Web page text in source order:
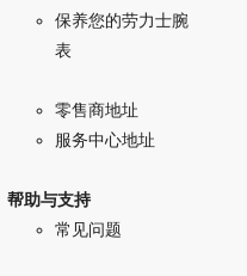
保养您的劳力士腕
表
零售商地址
服务中心地址
帮助与支持
常见问题